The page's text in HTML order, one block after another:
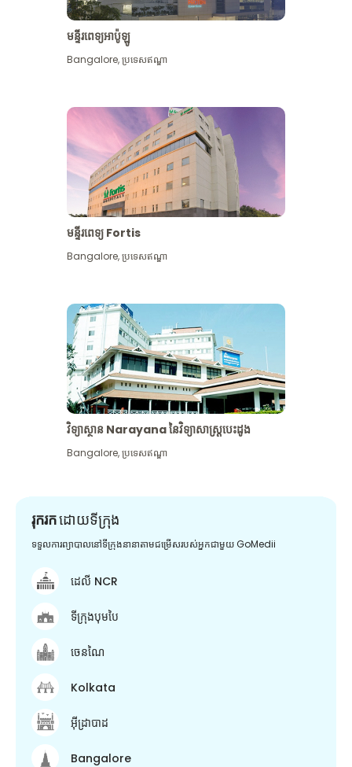
មើល​ច្រើន​ទៀត
មន្ទីរពេទ្យអាប៉ូឡូ
Bangalore,ប្រទេសឥណ្ឌា
មន្ទីរពេទ្យ Fortis
Bangalore,ប្រទេសឥណ្ឌា
វិទ្យាស្ថាន Narayana នៃវិទ្យាសាស្រ្តបេះដូង
Bangalore,ប្រទេសឥណ្ឌា
រុករកដោយទីក្រុង
ទទួលការព្យាបាលនៅទីក្រុងនានាតាមជម្រើសរបស់អ្នកជាមួយ GoMedii
ដេលី NCR
ទីក្រុងបុមបៃ
ចេនណៃ
Kolkata
អ៊ីដ្រាបាដ
Bangalore